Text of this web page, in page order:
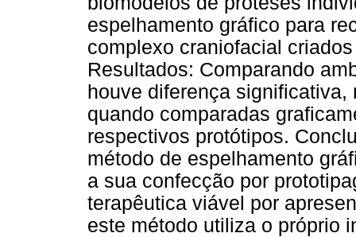
espelhamento gráfico para
complexo craniofacial
Resultados: Comparando
houve diferença
quando comparadas
respectivos protótipos.
método de espelhamento
a sua confecção por
terapêutica viável por
este método utiliza o próprio